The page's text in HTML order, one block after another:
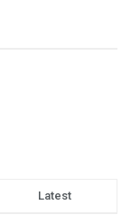
Latest